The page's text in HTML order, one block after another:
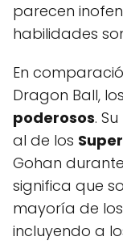
parecen
habilidades
En
Dragon Ball,
poderosos.
al de los
Gohan
significa que
mayoría de
incluyendo a